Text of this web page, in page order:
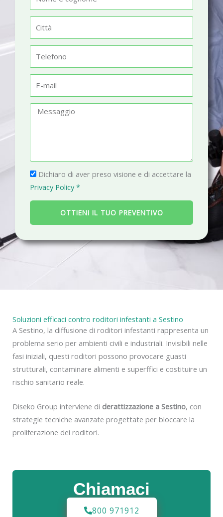
m
t
à
l
fm
a
g
g
i
P
r
i
a
c
Dichiaro di aver preso visione e di accettare la
Privacy Policy *
OTTIENI IL TUO PREVENTIVO
Chiamaci
800 971912
Soluzioni efficaci contro roditori infestanti a Sestino
A Sestino, la diffusione di roditori infestanti rappresenta un
problema serio per ambienti civili e industriali. Invisibili nelle
fasi iniziali, questi roditori possono provocare guasti
strutturali, contaminare alimenti e superffici e costituire un
rischio sanitario reale.
Diseko Group interviene di derattizzazione a Sestino, con
strategie tecniche avanzate progettate per bloccare la
proliferazione dei roditori.